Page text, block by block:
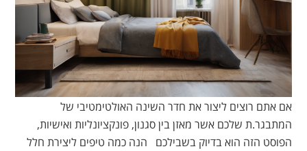
אם אתם רוצים ליצור את חדר השינה האולטימטיבי של
המתבגר.ת שלכם אשר מאזן בין סגנון, פונקציונליות ואישיות,
הפוסט הזה הוא בדיוק בשבילכם הנה כמה טיפים ליצירת חלל